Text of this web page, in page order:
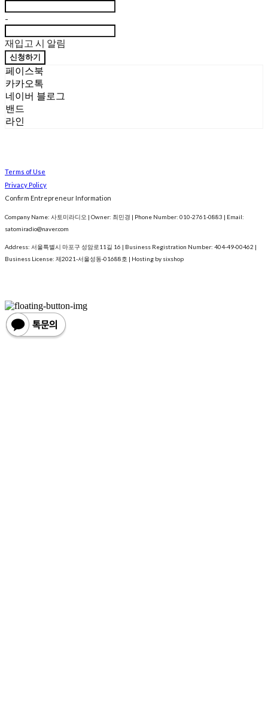
-
재입고 시 알림
신청하기
페이스북
카카오톡
네이버 블로그
밴드
라인
Terms of Use
Privacy Policy
Confirm Entrepreneur Information
Company Name: 사토미라디오 | Owner: 최민경 | Phone Number: 010-2761-0883 | Email:
satomiradio@naver.com
Address: 서울특별시 마포구 성암로11길 16 | Business Registration Number: 404-49-00462 |
Business License: 제2021-서울성동-01688호 | Hosting by sixshop